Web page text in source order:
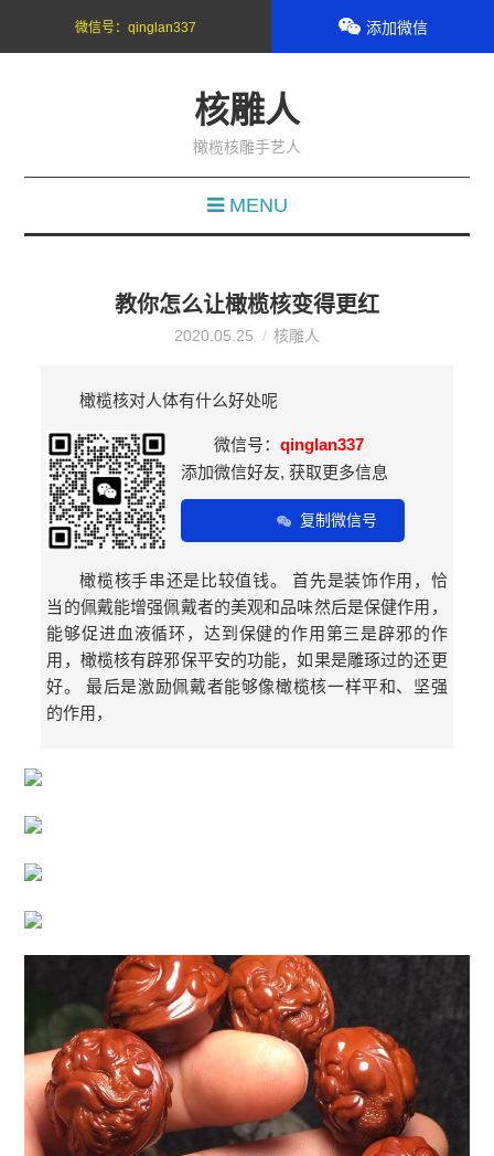
核雕人
橄榄核雕手艺人
MENU
教你怎么让橄榄核变得更红
2020.05.25 核雕人
橄榄核对人体有什么好处呢
微信号：qinglan337
添加微信好友, 获取更多信息
复制微信号
橄榄核手串还是比较值钱。 首先是装饰作用，恰
当的佩戴能增强佩戴者的美观和品味然后是保健作用，
能够促进血液循环，达到保健的作用第三是辟邪的作
用，橄榄核有辟邪保平安的功能，如果是雕琢过的还更
好。 最后是激励佩戴者能够像橄榄核一样平和、坚强
的作用，
微信号：qinglan337 添加微信